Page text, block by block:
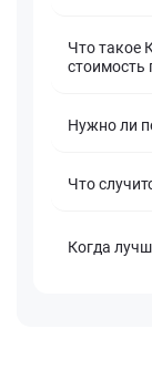
Что такое
стоимость
Нужно ли
Что
Когда